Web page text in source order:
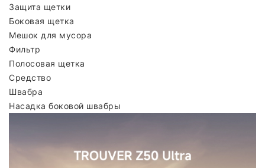
Защита щетки
Боковая щетка
Мешок для мусора
Фильтр
Полосовая щетка
Средство
Швабра
Насадка боковой швабры